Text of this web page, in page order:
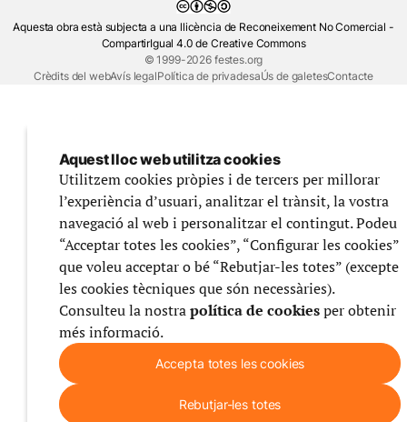
Aquesta obra està subjecta a una llicència de Reconeixement No Comercial -
CompartirIgual 4.0 de Creative Commons
© 1999-2026 festes.org
Crèdits del webAvís legalPolítica de privadesaÚs de galetesContacte
Aquest lloc web utilitza cookies
Utilitzem cookies pròpies i de tercers per millorar
l’experiència d’usuari, analitzar el trànsit, la vostra
navegació al web i personalitzar el contingut. Podeu
“Acceptar totes les cookies”, “Configurar les cookies”
que voleu acceptar o bé “Rebutjar-les totes” (excepte
les cookies tècniques que són necessàries).
Consulteu la nostrapolítica de cookiesper obtenir
més informació.
Accepta totes les cookies
Rebutjar-les totes